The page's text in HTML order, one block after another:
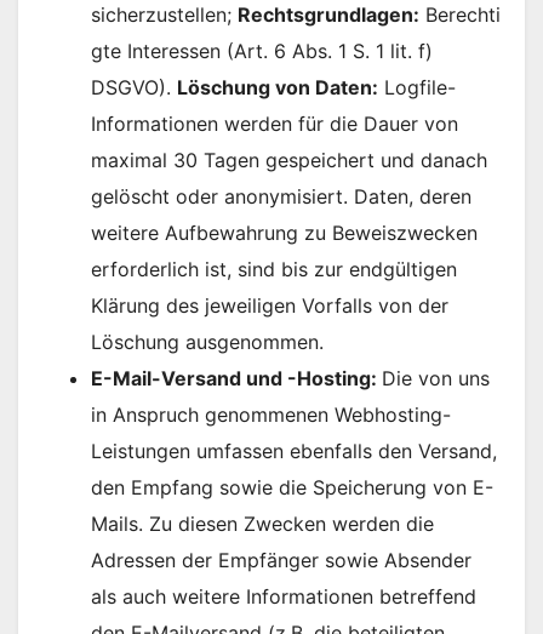
sicherzustellen; Rechtsgrundlagen: Berechti
gte Interessen (Art. 6 Abs. 1 S. 1 lit. f)
DSGVO). Löschung von Daten: Logfile-
Informationen werden für die Dauer von
maximal 30 Tagen gespeichert und danach
gelöscht oder anonymisiert. Daten, deren
weitere Aufbewahrung zu Beweiszwecken
erforderlich ist, sind bis zur endgültigen
Klärung des jeweiligen Vorfalls von der
Löschung ausgenommen.
E-Mail-Versand und -Hosting: Die von uns
in Anspruch genommenen Webhosting-
Leistungen umfassen ebenfalls den Versand,
den Empfang sowie die Speicherung von E-
Mails. Zu diesen Zwecken werden die
Adressen der Empfänger sowie Absender
als auch weitere Informationen betreffend